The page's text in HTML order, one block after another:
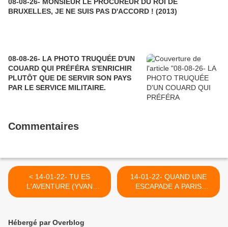
BRUXELLES, JE NE SUIS PAS D'ACCORD ! (2013)
08-08-26- LA PHOTO TRUQUÉE D'UN
COUARD QUI PRÉFÉRA S'ENRICHIR
PLUTÔT QUE DE SERVIR SON PAYS
PAR LE SERVICE MILITAIRE.
Commentaires
< 14-01-22- TU ES
L'AVENTURE (YVAN
BALCHOY)
14-01-22- QUAND UNE
ESCAPADE A PARIS
M'OUVRE
Hébergé par Overblog